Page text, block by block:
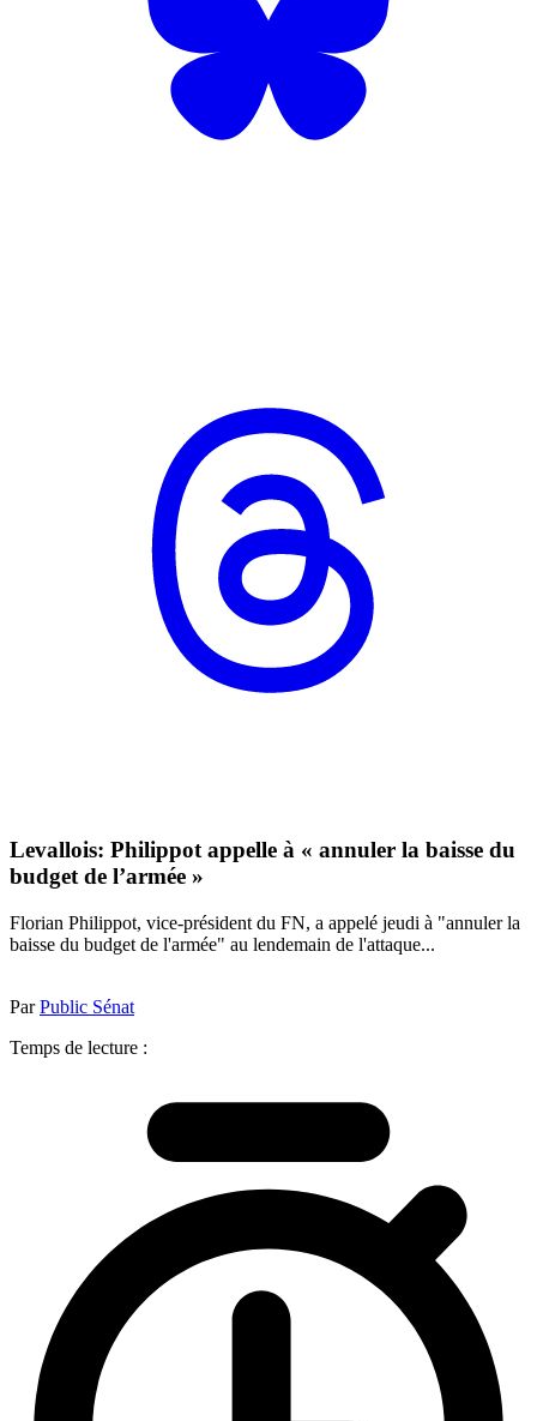
Levallois: Philippot appelle à « annuler la baisse du
budget de l’armée »
Florian Philippot, vice-président du FN, a appelé jeudi à "annuler la
baisse du budget de l'armée" au lendemain de l'attaque...
ParPublic Sénat
Temps de lecture :